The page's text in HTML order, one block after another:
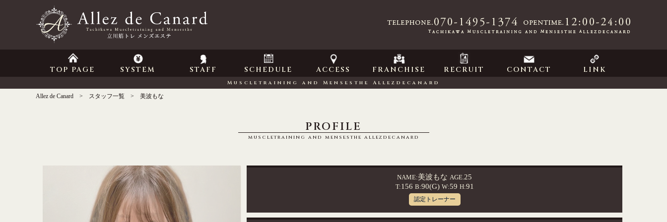
TOP PAGE SYSTEM STAFF SCHEDULE ACCESS FRANCHISE RECRUIT CONTACT LINK
Muscletraining and Mensesthe
Allezdecanard
Allez de Canard
スタッフ一覧 美波もな
PROFILE
muscletraining and mensesthe allezdecanard
NAME:美波もな AGE.25
T:156 B:90(G) W:59 H:91
認定トレーナー